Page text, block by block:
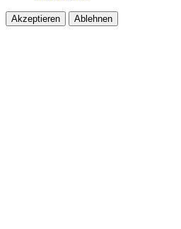
Akzeptieren Ablehnen